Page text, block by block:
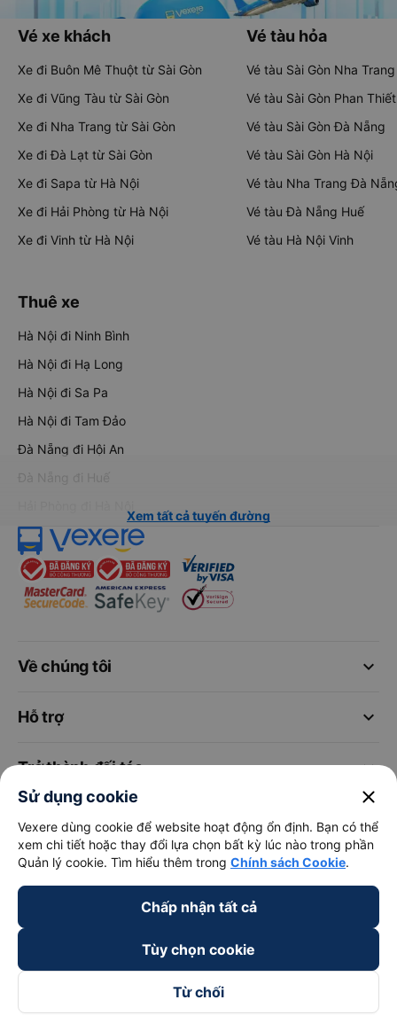
Vé xe khách
Xe đi Buôn Mê Thuột từ Sài Gòn
Xe đi Vũng Tàu từ Sài Gòn
Xe đi Nha Trang từ Sài Gòn
Xe đi Đà Lạt từ Sài Gòn
Xe đi Sapa từ Hà Nội
Xe đi Hải Phòng từ Hà Nội
Xe đi Vinh từ Hà Nội
Vé tàu hỏa
Vé tàu Sài Gòn Nha Trang
Vé tàu Sài Gòn Phan Thiết
Vé tàu Sài Gòn Đà Nẵng
Vé tàu Sài Gòn Hà Nội
Vé tàu Nha Trang Đà
Vé tàu Đà Nẵng Huế
Vé tàu Hà Nội Vinh
Thuê xe
Hà Nội đi Ninh Bình
Hà Nội đi Hạ Long
Hà Nội đi Sa Pa
Hà Nội đi Tam Đảo
Đà Nẵng đi Hội An
Đà Nẵng đi Huế
Xem tất cả tuyến đường
keyboard_arrow_down
Về chúng tôi
keyboard_arrow_down
Hỗ trợ
keyboard_arrow_down
Trở thành đối tác
Đối tác thanh toán
Sử dụng cookie close
Vexere dùng cookie để website hoạt động ổn định. Bạn có thể
xem chi tiết hoặc thay đổi lựa chọn bất kỳ lúc nào trong phần
Quản lý cookie. Tìm hiểu thêm trong Chính sách Cookie.
Chấp nhận tất cả
Tùy chọn cookie
Từ chối